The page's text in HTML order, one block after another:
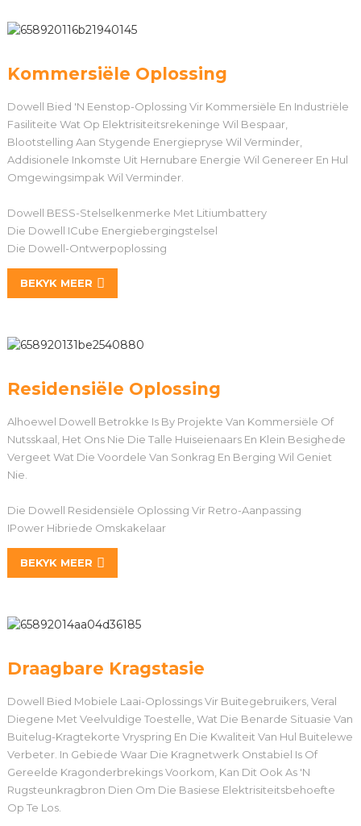
Kommersiële Oplossing
Dowell Bied 'n Eenstop-Oplossing Vir Kommersiële En Industriële
Fasiliteite Wat Op Elektrisiteitsrekeninge Wil Bespaar,
Blootstelling Aan Stygende Energiepryse Wil Verminder,
Addisionele Inkomste Uit Hernubare Energie Wil Genereer En Hul
Omgewingsimpak Wil Verminder.
Dowell BESS-Stelselkenmerke Met Litiumbattery
Die Dowell ICube Energiebergingstelsel
Die Dowell-Ontwerpoplossing
BEKYK MEER
Residensiële Oplossing
Alhoewel Dowell Betrokke Is By Projekte Van Kommersiële Of
Nutsskaal, Het Ons Nie Die Talle Huiseienaars En Klein Besighede
Vergeet Wat Die Voordele Van Sonkrag En Berging Wil Geniet
Nie.
Die Dowell Residensiële Oplossing Vir Retro-Aanpassing
IPower Hibriede Omskakelaar
BEKYK MEER
Draagbare Kragstasie
Dowell Bied Mobiele Laai-Oplossings Vir Buitegebruikers, Veral
Diegene Met Veelvuldige Toestelle, Wat Die Benarde Situasie Van
Buitelug-Kragtekorte Vryspring En Die Kwaliteit Van Hul Buitelewe
Verbeter. In Gebiede Waar Die Kragnetwerk Onstabiel Is Of
Gereelde Kragonderbrekings Voorkom, Kan Dit Ook As 'n
Rugsteunkragbron Dien Om Die Basiese Elektrisiteitsbehoefte
Op Te Los.